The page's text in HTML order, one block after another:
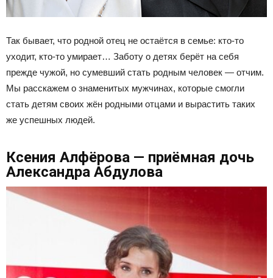
Так бывает, что родной отец не остаётся в семье: кто-то
уходит, кто-то умирает… Заботу о детях берёт на себя
прежде чужой, но сумевший стать родным человек — отчим.
Мы расскажем о знаменитых мужчинах, которые смогли
стать детям своих жён родными отцами и вырастить таких
же успешных людей.
Ксения Алфёрова — приёмная дочь
Александра Абдулова